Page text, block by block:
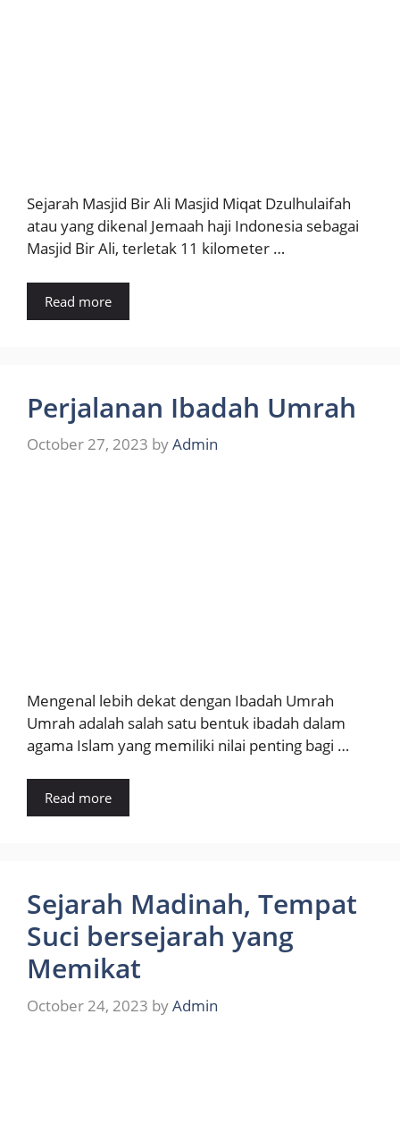
Sejarah Masjid Bir Ali Masjid Miqat Dzulhulaifah
atau yang dikenal Jemaah haji Indonesia sebagai
Masjid Bir Ali, terletak 11 kilometer …
Read more
Perjalanan Ibadah Umrah
October 27, 2023 byAdmin
Mengenal lebih dekat dengan Ibadah Umrah
Umrah adalah salah satu bentuk ibadah dalam
agama Islam yang memiliki nilai penting bagi …
Read more
Sejarah Madinah, Tempat
Suci bersejarah yang
Memikat
October 24, 2023 byAdmin